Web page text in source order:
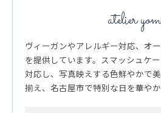
atelier
ヴィーガンやアレルギー対応、オ
を提供しています。スマッシュケ
対応し、写真映えする色鮮やかで
揃え、名古屋市で特別な日を華やか